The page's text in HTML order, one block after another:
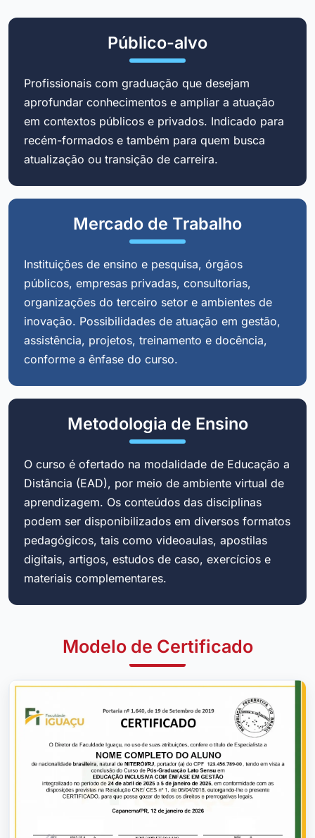
Público-alvo
Profissionais com graduação que desejam
aprofundar conhecimentos e ampliar a atuação
em contextos públicos e privados. Indicado para
recém-formados e também para quem busca
atualização ou transição de carreira.
Mercado de Trabalho
Instituições de ensino e pesquisa, órgãos
públicos, empresas privadas, consultorias,
organizações do terceiro setor e ambientes de
inovação. Possibilidades de atuação em gestão,
assistência, projetos, treinamento e docência,
conforme a ênfase do curso.
Metodologia de Ensino
O curso é ofertado na modalidade de Educação a
Distância (EAD), por meio de ambiente virtual de
aprendizagem. Os conteúdos das disciplinas
podem ser disponibilizados em diversos formatos
pedagógicos, tais como videoaulas, apostilas
digitais, artigos, estudos de caso, exercícios e
materiais complementares.
Modelo de Certificado